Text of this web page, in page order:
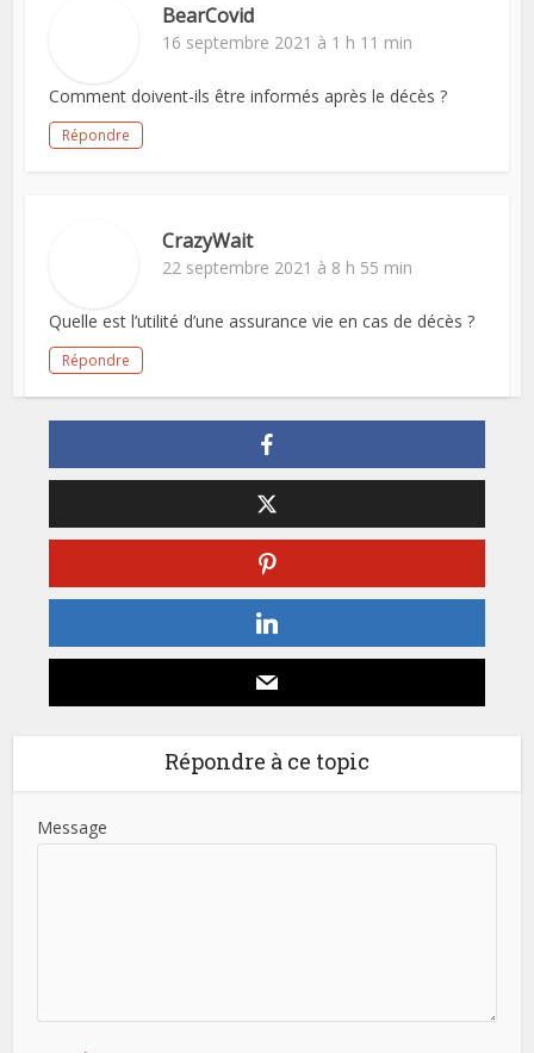
BearCovid
16 septembre 2021 à 1 h 11 min
Comment doivent-ils être informés après le décès ?
Répondre
CrazyWait
22 septembre 2021 à 8 h 55 min
Quelle est l’utilité d’une assurance vie en cas de décès ?
Répondre
Répondre à ce topic
Message